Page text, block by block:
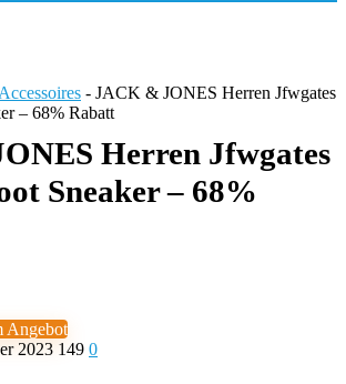
- JACK & JONES Herren Jfwgates
– 68% Rabatt
Herren Jfwgates
Sneaker – 68%
Angebot
2023 149 0